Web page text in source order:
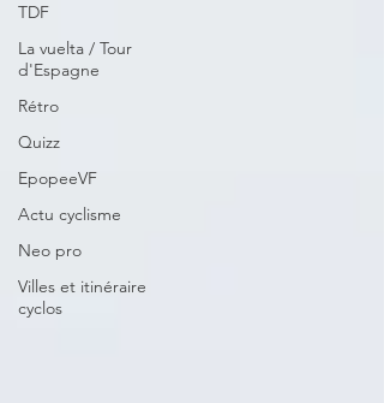
TDF
La vuelta / Tour
d'Espagne
Rétro
Quizz
EpopeeVF
Actu cyclisme
Neo pro
Villes et itinéraire
cyclos